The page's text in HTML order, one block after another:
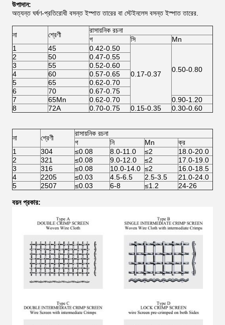
উপাদান:
অত্যন্ত ঘর্ষণ-প্রতিরোধী বসন্ত ইস্পাত তারের বা স্টেইনলেস বসন্ত ইস্পাত তারের.
না শ্রেণী
রাসায়নিক রচনা
গ
সি
Mn
1
45 0.42-0.50
0.17-0.37
0.50-0.80
2 50
0.47-0.55
3
55
0.52-0.60
4
60
0.57-0.65
5
65
0.62-0.70
6
70
0.67-0.75
7
65Mn 0.62-0.70
0.90-1.20
8
72A 0.70-0.75 0.15-0.35 0.30-0.60
না শ্রেণী
রাসায়নিক রচনা
গ
নি Mn
ক্র
1
304 ≤0.08 8.0-11.0 ≤2
18.0-20.0
2
321 ≤0.08 9.0-12.0 ≤2
17.0-19.0
3
316 ≤0.08 10.0-14.0 ≤2
16.0-18.5
4
2205 ≤0.03 4.5-6.5 2.5-3.5
21.0-24.0
5
2507 ≤0.03 6-8 ≤1.2 24-26
বয়ন প্রকার: